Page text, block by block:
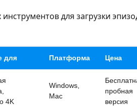
для загрузки
для Платформа Цена
4K
Windows,
Mac
пробная
версия